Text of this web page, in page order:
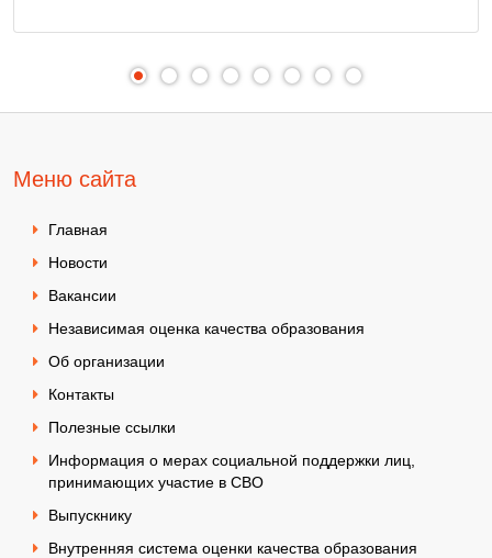
Меню сайта
Главная
Новости
Вакансии
Независимая оценка качества образования
Об организации
Контакты
Полезные ссылки
Информация о мерах социальной поддержки лиц,
принимающих участие в СВО
Выпускнику
Внутренняя система оценки качества образования